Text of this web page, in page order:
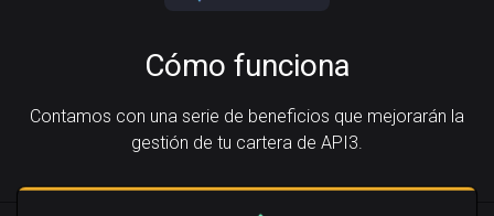
Cómo funciona
Contamos con una serie de beneficios que mejorarán la
gestión de tu cartera de API3.